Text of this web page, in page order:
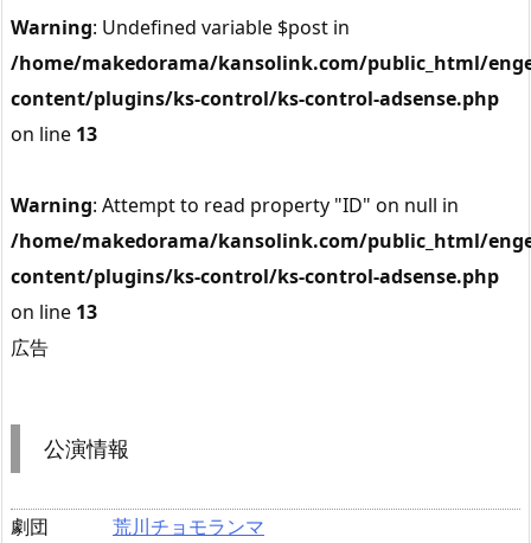
Warning: Undefined variable $post in
/home/makedorama/kansolink.com/public_html/
content/plugins/ks-control/ks-control-adsense.php
on line 13
Warning: Attempt to read property "ID" on null in
/home/makedorama/kansolink.com/public_html/
content/plugins/ks-control/ks-control-adsense.php
on line 13
広告
公演情報
劇団
荒川チョモランマ